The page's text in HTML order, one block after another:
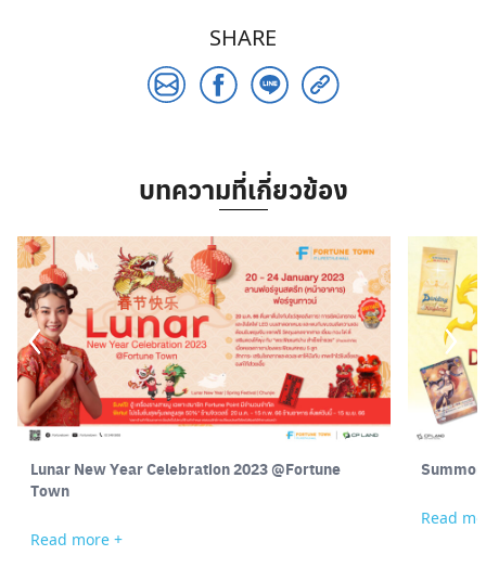
SHARE
บทความที่เกี่ยวข้อง
Lunar New Year Celebration 2023 @Fortune
Town
Read more +
Read